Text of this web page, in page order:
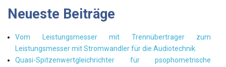
Neueste Beiträge
Vom Leistungsmesser mit Trennübertrager zum
Leistungsmesser mit Stromwandler für die Audiotechnik.
Quasi-Spitzenwertgleichrichter für psophometrische